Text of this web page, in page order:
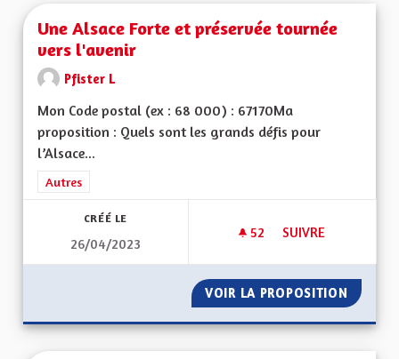
Une Alsace Forte et préservée tournée
vers l'avenir
Pfister L
Mon Code postal (ex : 68 000) : 67170Ma
proposition : Quels sont les grands défis pour
l’Alsace...
Filtrer les résultats de la catégorie : Autres
Autres
CRÉÉ LE
26/04/2023
52 52 ABONNÉS
SUIVRE
VOIR LA PROPOSITION UNE